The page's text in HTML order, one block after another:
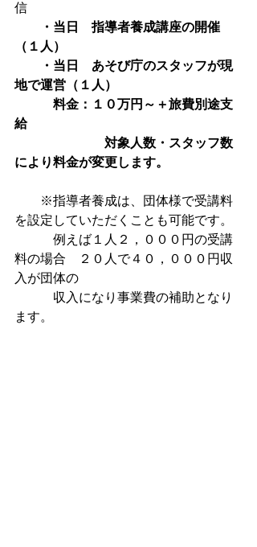
信
・当日　指導者養成講座の開催
（１人）
・当日　あそび庁のスタッフが現
地で運営（１人）
料金：１０万円～＋旅費別途支
給
対象人数・スタッフ数
により料金が変更します。
※指導者養成は、団体様で受講料
を設定していただくことも可能です。
例えば１人２，０００円の受講
料の場合　２０人で４０，０００円収
入が団体の
収入になり事業費の補助となり
ます。